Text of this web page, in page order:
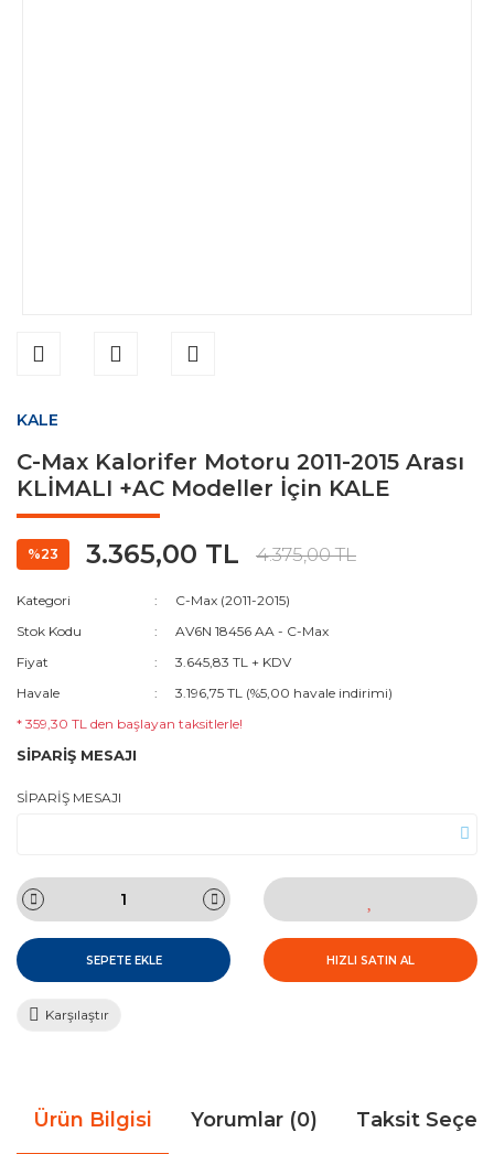
KALE
C-Max Kalorifer Motoru 2011-2015 Arası
KLİMALI +AC Modeller İçin KALE
%23 3.365,00 TL 4.375,00 TL
Kategori
C-Max (2011-2015)
Stok Kodu
AV6N 18456 AA - C-Max
Fiyat
3.645,83 TL + KDV
Havale
3.196,75 TL (%5,00 havale indirimi)
* 359,30 TL den başlayan taksitlerle!
SİPARİŞ MESAJI
SİPARİŞ MESAJI
SEPETE EKLE HIZLI SATIN AL
Karşılaştır
Ürün Bilgisi Yorumlar (0) Taksit